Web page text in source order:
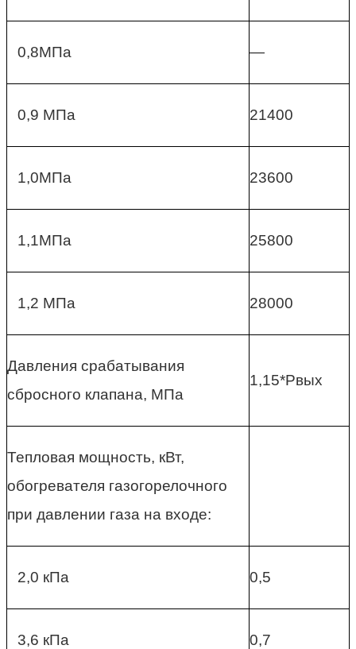
0,8МПа —
0,9 МПа 21400
1,0МПа 23600
1,1МПа 25800
1,2 МПа 28000
Давления срабатывания
сбросного клапана, МПа
1,15*Рвых
Тепловая мощность, кВт,
обогревателя газогорелочного
при давлении газа на входе:
2,0 кПа 0,5
3,6 кПа 0,7